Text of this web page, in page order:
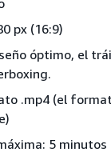
px (16:9)
óptimo, el
.mp4 (el
5 minutos